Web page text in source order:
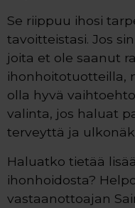
Se riippuu ihosi
tavoitteistasi. Jos
joita et ole saanut
ihonhoitotuotteilla,
olla hyvä
valinta, jos haluat
terveyttä ja
Haluatko tietää
ihonhoidosta?
vastaanottoajan